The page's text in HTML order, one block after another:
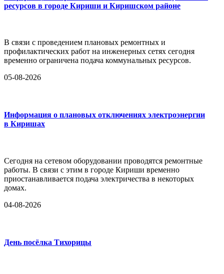
ресурсов в городе Кириши и Киришском районе
В связи с проведением плановых ремонтных и
профилактических работ на инженерных сетях сегодня
временно ограничена подача коммунальных ресурсов.
05-08-2026
Информация о плановых отключениях электроэнергии
в Киришах
Сегодня на сетевом оборудовании проводятся ремонтные
работы. В связи с этим в городе Кириши временно
приостанавливается подача электричества в некоторых
домах.
04-08-2026
День посёлка Тихорицы